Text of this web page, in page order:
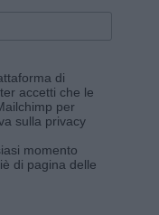
di
accetti che le
per
sulla privacy
momento
di pagina delle